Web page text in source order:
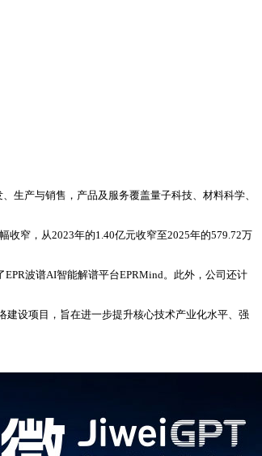
生产与销售，产品及服务覆盖量子科技、材料科学、
收窄，从2023年的1.40亿元收窄至2025年的579.72万
波谱AI智能解谱平台EPRMind。此外，公司还计
建设项目，旨在进一步提升核心技术产业化水平、强